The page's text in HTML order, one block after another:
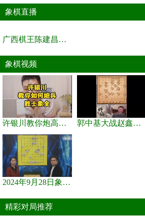
象棋直播
广西棋王陈建昌直播间
象棋视频
许银川教你炮高兵士象全如何赢士象全，简单四步即可 郭中基大战赵鑫鑫，许银川激情讲解
2024年9月28日象棋世界栏目，刘君、蒋川讲解了第九届杨官璘杯象棋...
精彩对局推荐